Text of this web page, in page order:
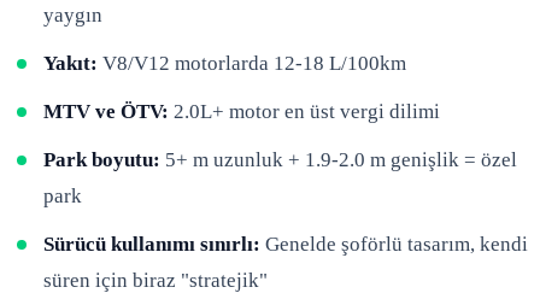
yaygın
Yakıt: V8/V12 motorlarda 12-18 L/100km
MTV ve ÖTV: 2.0L+ motor en üst vergi dilimi
Park boyutu: 5+ m uzunluk + 1.9-2.0 m genişlik = özel
park
Sürücü kullanımı sınırlı: Genelde şoförlü tasarım, kendi
süren için biraz "stratejik"